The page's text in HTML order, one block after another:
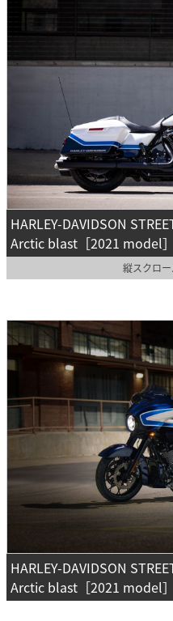
HARLEY-DAVIDSON
Arctic blast［2021 model］
縦スクロ
HARLEY-DAVIDSON
Arctic blast［2021 model］